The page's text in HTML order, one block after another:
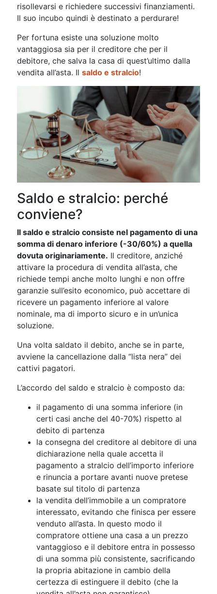
risollevarsi e richiedere successivi finanziamenti.
Il suo incubo quindi è destinato a perdurare!
Per fortuna esiste una soluzione molto
vantaggiosa sia per il creditore che per il
debitore, che salva la casa di quest’ultimo dalla
vendita all’asta. Il saldo e stralcio!
Saldo e stralcio: perché
conviene?
Il saldo e stralcio consiste nel pagamento di una
somma di denaro inferiore (-30/60%) a quella
dovuta originariamente. Il creditore, anziché
attivare la procedura di vendita all’asta, che
richiede tempi anche molto lunghi e non offre
garanzie sull’esito economico, può accettare di
ricevere un pagamento inferiore al valore
nominale, ma di importo sicuro e in un’unica
soluzione.
Una volta saldato il debito, anche se in parte,
avviene la cancellazione dalla “lista nera” dei
cattivi pagatori.
L’accordo del saldo e stralcio è composto da:
il pagamento di una somma inferiore (in
certi casi anche del 40-70%) rispetto al
debito di partenza
la consegna del creditore al debitore di una
dichiarazione nella quale accetta il
pagamento a stralcio dell’importo inferiore
e rinuncia a portare avanti nuove pretese
basate sul titolo di partenza
la vendita dell’immobile a un compratore
interessato, evitando che finisca per essere
venduto all’asta. In questo modo il
compratore ottiene una casa a un prezzo
vantaggioso e il debitore entra in possesso
di una somma più consistente, sacrificando
la propria abitazione in cambio della
certezza di estinguere il debito (che la